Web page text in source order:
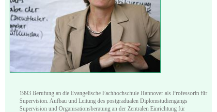
1993 Berufung an die Evangelische Fachhochschule Hannover als Professorin für
Supervision. Aufbau und Leitung des postgradualen Diplomstudiengangs
Supervision und Organisationsberatung an der Zentralen Einrichtung für